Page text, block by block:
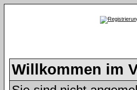
Willkommen im